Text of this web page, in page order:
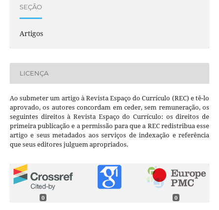
SEÇÃO
Artigos
LICENÇA
Ao submeter um artigo à Revista Espaço do Currículo (REC) e tê-lo
aprovado, os autores concordam em ceder, sem remuneração, os
seguintes direitos à Revista Espaço do Currículo: os direitos de
primeira publicação e a permissão para que a REC redistribua esse
artigo e seus metadados aos serviços de indexação e referência
que seus editores julguem apropriados.
0 0